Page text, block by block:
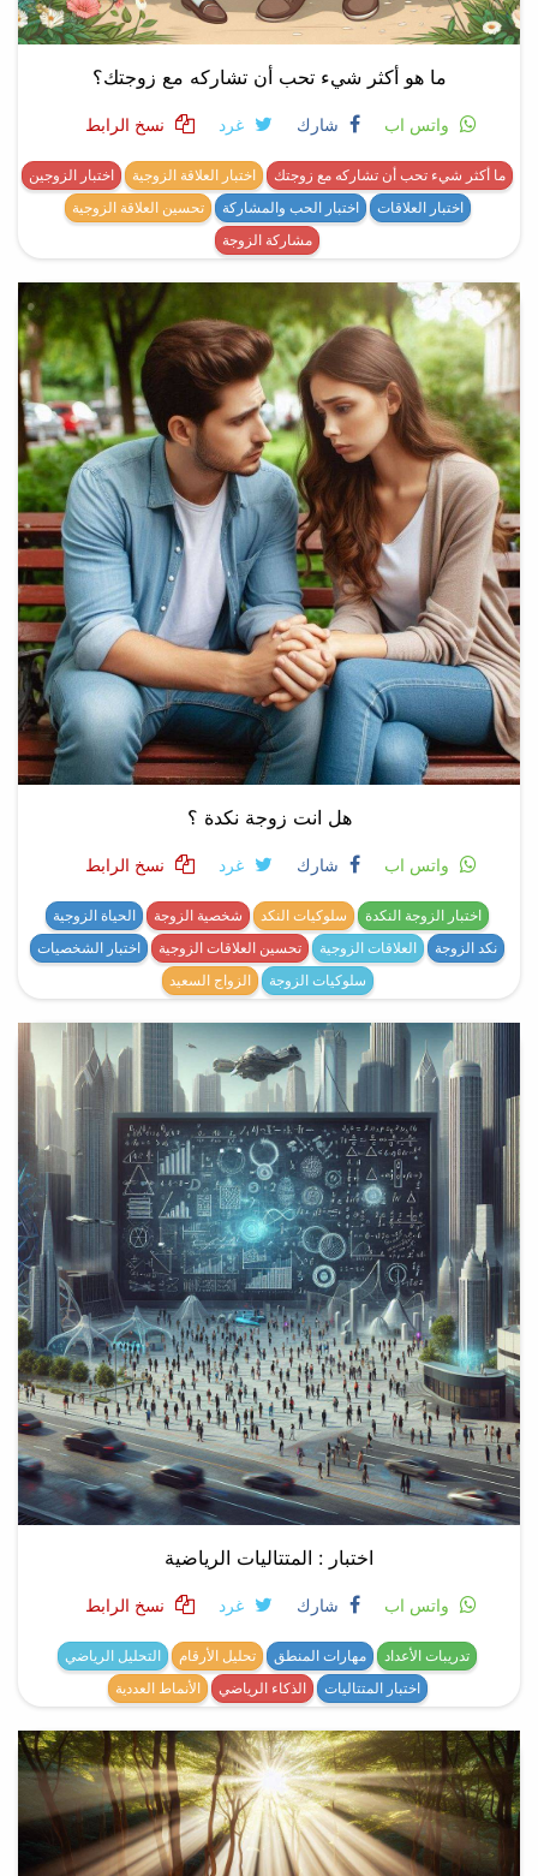
ما هو أكثر شيء تحب أن تشاركه مع زوجتك؟
واتس اب شارك غرد نسخ الرابط
ما أكثر شيء تحب أن تشاركه مع زوجتك اختبار العلاقة الزوجية
اختبار الزوجين
اختبار العلاقات
اختبار الحب والمشاركة
تحسين العلاقة الزوجية
مشاركة الزوجة
هل انت زوجة نكدة ؟
واتس اب شارك غرد نسخ الرابط
اختبار الزوجة النكدة سلوكيات النكد شخصية الزوجة
الحياة الزوجية
نكد الزوجة
العلاقات الزوجية تحسين العلاقات الزوجية
اختبار الشخصيات
سلوكيات الزوجة
الزواج السعيد
اختبار : المتتاليات الرياضية
واتس اب شارك غرد نسخ الرابط
تدريبات الأعداد مهارات المنطق تحليل الأرقام
التحليل الرياضي
اختبار المتتاليات
الذكاء الرياضي الأنماط العددية